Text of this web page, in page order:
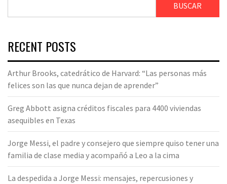
BUSCAR
RECENT POSTS
Arthur Brooks, catedrático de Harvard: “Las personas más
felices son las que nunca dejan de aprender”
Greg Abbott asigna créditos fiscales para 4400 viviendas
asequibles en Texas
Jorge Messi, el padre y consejero que siempre quiso tener una
familia de clase media y acompañó a Leo a la cima
La despedida a Jorge Messi: mensajes, repercusiones y